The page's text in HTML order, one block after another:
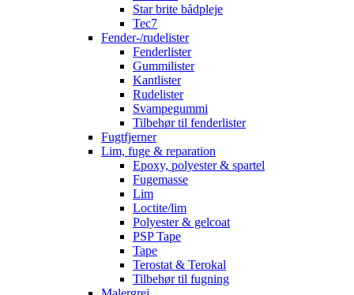
Star brite bådpleje
Tec7
Fender-/rudelister
Fenderlister
Gummilister
Kantlister
Rudelister
Svampegummi
Tilbehør til fenderlister
Fugtfjerner
Lim, fuge & reparation
Epoxy, polyester & spartel
Fugemasse
Lim
Loctite/lim
Polyester & gelcoat
PSP Tape
Tape
Terostat & Terokal
Tilbehør til fugning